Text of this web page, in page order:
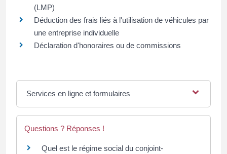
(LMP)
Déduction des frais liés à l'utilisation de véhicules par
une entreprise individuelle
Déclaration d'honoraires ou de commissions
Services en ligne et formulaires
Questions ? Réponses !
Quel est le régime social du conjoint-